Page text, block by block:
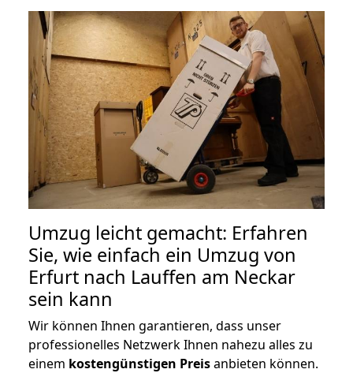
Umzug leicht gemacht: Erfahren
Sie, wie einfach ein Umzug von
Erfurt nach Lauffen am Neckar
sein kann
Wir können Ihnen garantieren, dass unser
professionelles Netzwerk Ihnen nahezu alles zu
einem kostengünstigen Preisanbieten können.